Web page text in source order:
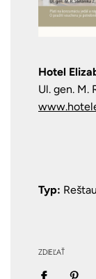
Hotel
Ul. gen. M.
Typ:
ZDIEĽAŤ